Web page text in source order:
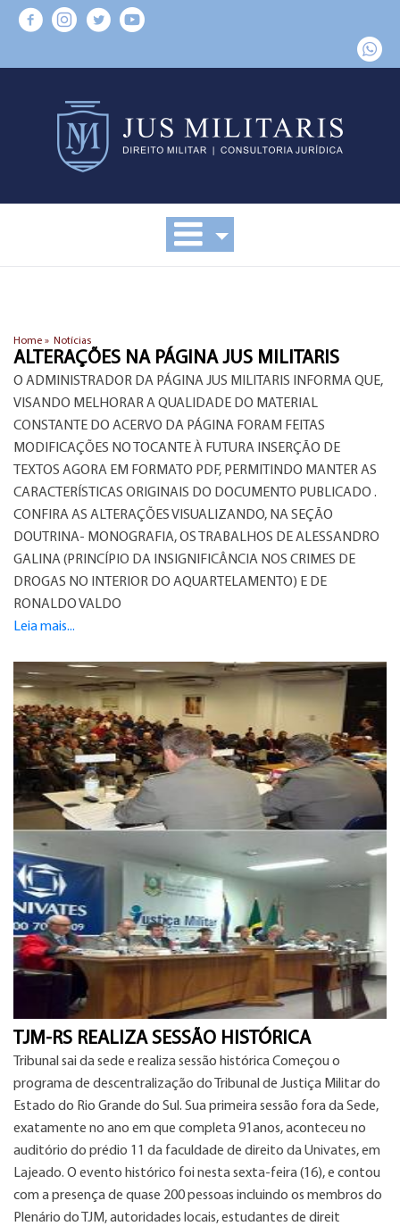
Home » Notícias
ALTERAÇÕES NA PÁGINA JUS MILITARIS
O ADMINISTRADOR DA PÁGINA JUS MILITARIS INFORMA QUE,
VISANDO MELHORAR A QUALIDADE DO MATERIAL
CONSTANTE DO ACERVO DA PÁGINA FORAM FEITAS
MODIFICAÇÕES NO TOCANTE À FUTURA INSERÇÃO DE
TEXTOS AGORA EM FORMATO PDF, PERMITINDO MANTER AS
CARACTERÍSTICAS ORIGINAIS DO DOCUMENTO PUBLICADO .
CONFIRA AS ALTERAÇÕES VISUALIZANDO, NA SEÇÃO
DOUTRINA- MONOGRAFIA, OS TRABALHOS DE ALESSANDRO
GALINA (PRINCÍPIO DA INSIGNIFICÂNCIA NOS CRIMES DE
DROGAS NO INTERIOR DO AQUARTELAMENTO) E DE
RONALDO VALDO
Leia mais...
TJM-RS REALIZA SESSÃO HISTÓRICA
Tribunal sai da sede e realiza sessão histórica Começou o
programa de descentralização do Tribunal de Justiça Militar do
Estado do Rio Grande do Sul. Sua primeira sessão fora da Sede,
exatamente no ano em que completa 91anos, aconteceu no
auditório do prédio 11 da faculdade de direito da Univates, em
Lajeado. O evento histórico foi nesta sexta-feira (16), e contou
com a presença de quase 200 pessoas incluindo os membros do
Plenário do TJM, autoridades locais, estudantes de direit